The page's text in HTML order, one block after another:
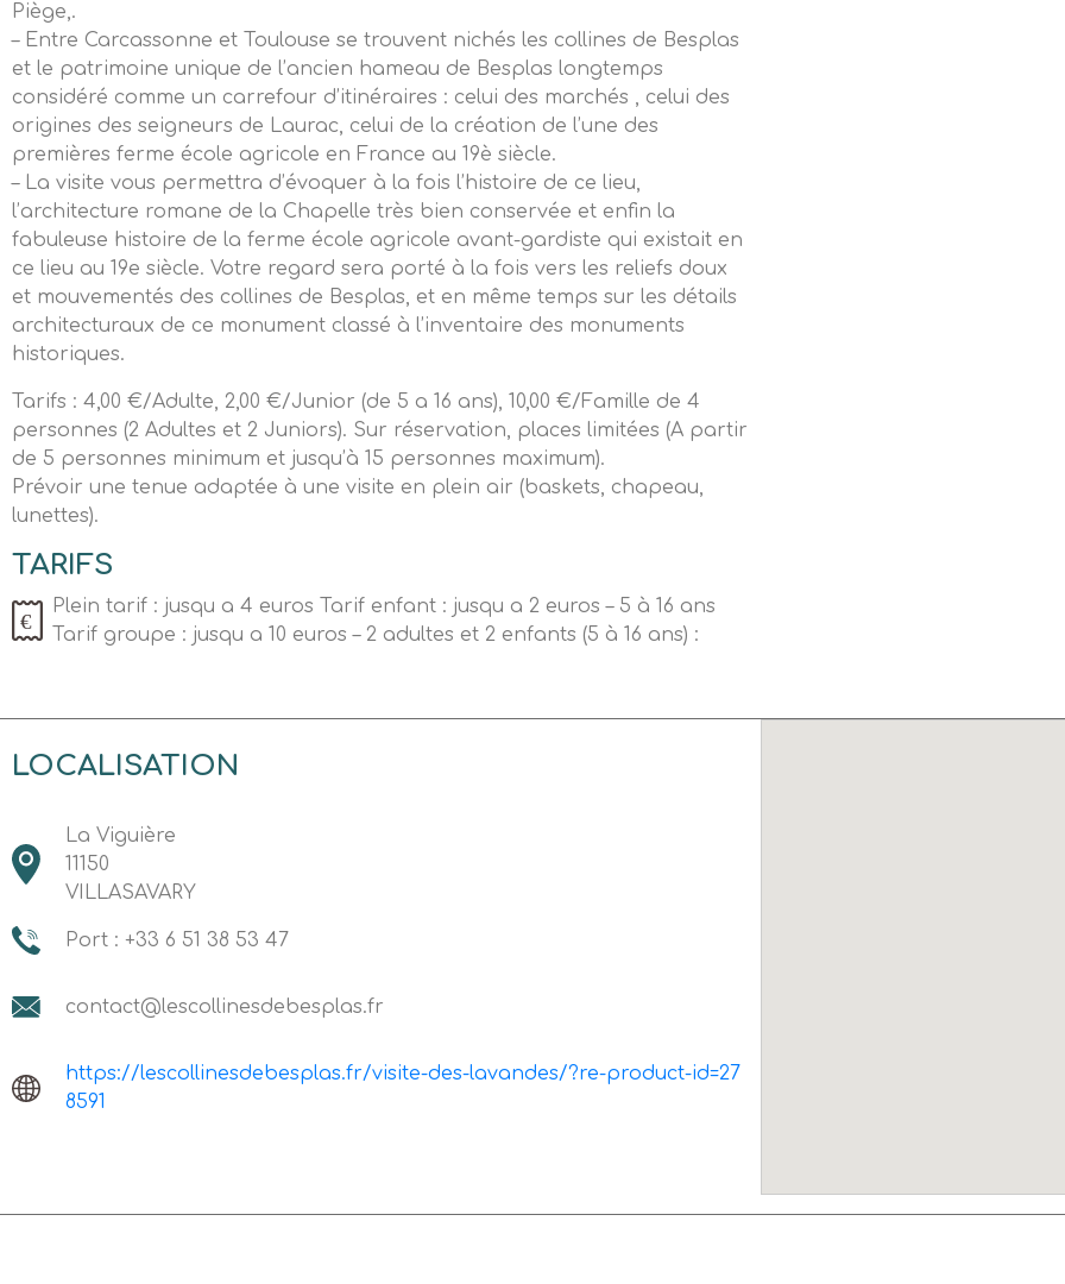
Piège,.
– Entre Carcassonne et Toulouse se trouvent nichés les collines de Besplas
et le patrimoine unique de l’ancien hameau de Besplas longtemps
considéré comme un carrefour d’itinéraires : celui des marchés , celui des
origines des seigneurs de Laurac, celui de la création de l’une des
premières ferme école agricole en France au 19è siècle.
– La visite vous permettra d’évoquer à la fois l’histoire de ce lieu,
l’architecture romane de la Chapelle très bien conservée et enfin la
fabuleuse histoire de la ferme école agricole avant-gardiste qui existait en
ce lieu au 19e siècle. Votre regard sera porté à la fois vers les reliefs doux
et mouvementés des collines de Besplas, et en même temps sur les détails
architecturaux de ce monument classé à l’inventaire des monuments
historiques.
Tarifs : 4,00 €/Adulte, 2,00 €/Junior (de 5 a 16 ans), 10,00 €/Famille de 4
personnes (2 Adultes et 2 Juniors). Sur réservation, places limitées (A partir
de 5 personnes minimum et jusqu’à 15 personnes maximum).
Prévoir une tenue adaptée à une visite en plein air (baskets, chapeau,
lunettes).
TARIFS
Plein tarif : jusqu a 4 euros Tarif enfant : jusqu a 2 euros – 5 à 16 ans
Tarif groupe : jusqu a 10 euros – 2 adultes et 2 enfants (5 à 16 ans) :
LOCALISATION
La Viguière
11150
VILLASAVARY
Port : +33 6 51 38 53 47
contact@lescollinesdebesplas.fr
https://lescollinesdebesplas.fr/visite-des-lavandes/?re-product-id=27
8591